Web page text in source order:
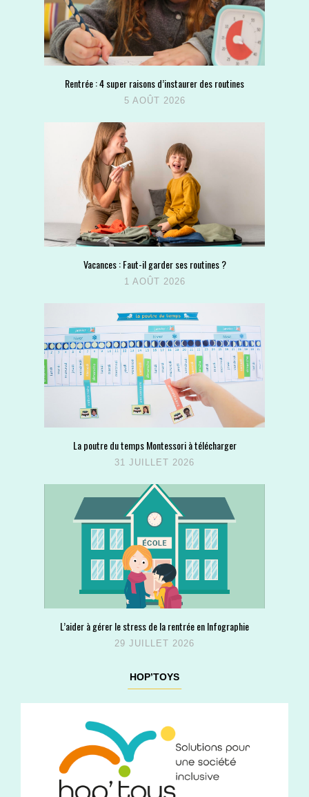
Rentrée : 4 super raisons d’instaurer des routines
5 AOÛT 2026
Vacances : Faut-il garder ses routines ?
1 AOÛT 2026
La poutre du temps Montessori à télécharger
31 JUILLET 2026
L’aider à gérer le stress de la rentrée en Infographie
29 JUILLET 2026
HOP’TOYS